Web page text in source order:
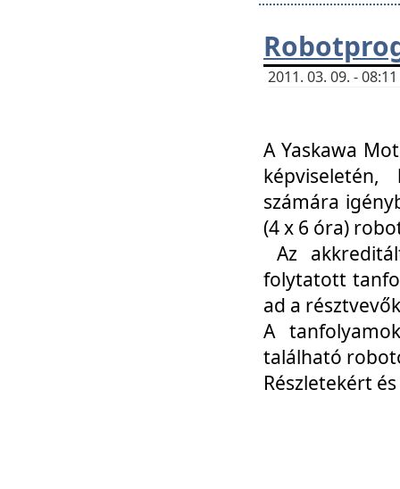
2011. 03. 09. -
A Yaskawa
számára
(4 x 6 óra)
Az
folytatott
ad a
A
található
Részletekért